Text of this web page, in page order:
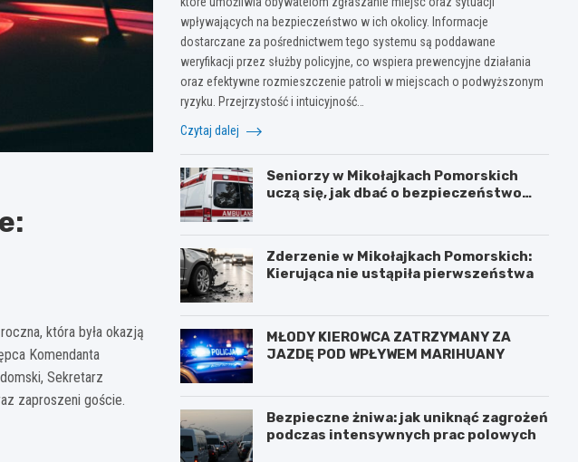
która była okazją
Komendanta
Sekretarz
zaproszeni goście.
wpływających na bezpieczeństwo w ich okolicy. Informacje
dostarczane za pośrednictwem tego systemu są poddawane
weryfikacji przez służby policyjne, co wspiera prewencyjne działania
oraz efektywne rozmieszczenie patroli w miejscach o podwyższonym
ryzyku. Przejrzystość i intuicyjność…
Czytaj dalej
Seniorzy w Mikołajkach Pomorskich
uczą się, jak dbać o bezpieczeństwo
Zderzenie w Mikołajkach Pomorskich:
Kierująca nie ustąpiła pierwszeństwa
MŁODY KIEROWCA ZATRZYMANY ZA
JAZDĘ POD WPŁYWEM MARIHUANY
Bezpieczne żniwa: jak uniknąć zagrożeń
podczas intensywnych prac polowych